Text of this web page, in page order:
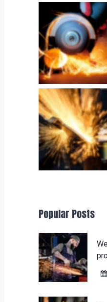
Popular Posts